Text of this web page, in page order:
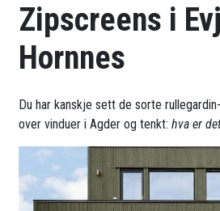
Zipscreens i
Hornnes
Du har kanskje sett de sorte
over vinduer i Agder og tenkt:hva er